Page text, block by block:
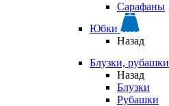
Сарафаны
Юбки
Назад
Блузки, рубашки
Назад
Блузки
Рубашки